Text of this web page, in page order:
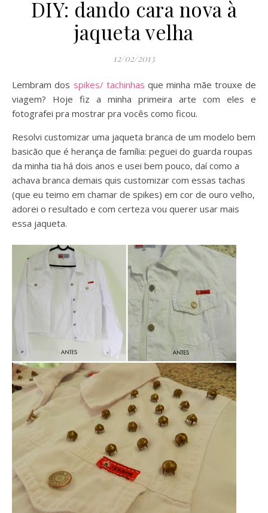
DIY: dando cara nova à
jaqueta velha
12/02/2013
Lembram dos spikes/ tachinhas que minha mãe trouxe de
viagem? Hoje fiz a minha primeira arte com eles e
fotografei pra mostrar pra vocês como ficou.
Resolvi customizar uma jaqueta branca de um modelo bem
basicão que é herança de família: peguei do guarda roupas
da minha tia há dois anos e usei bem pouco, daí como a
achava branca demais quis customizar com essas tachas
(que eu teimo em chamar de spikes) em cor de ouro velho,
adorei o resultado e com certeza vou querer usar mais
essa jaqueta.